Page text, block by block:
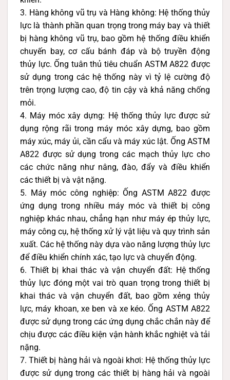
3. Hàng không vũ trụ và Hàng không: Hệ thống thủy
lực là thành phần quan trọng trong máy bay và thiết
bị hàng không vũ trụ, bao gồm hệ thống điều khiển
chuyến bay, cơ cấu bánh đáp và bộ truyền động
thủy lực. Ống tuân thủ tiêu chuẩn ASTM A822 được
sử dụng trong các hệ thống này vì tỷ lệ cường độ
trên trọng lượng cao, độ tin cậy và khả năng chống
mỏi.
4. Máy móc xây dựng: Hệ thống thủy lực được sử
dụng rộng rãi trong máy móc xây dựng, bao gồm
máy xúc, máy ủi, cần cẩu và máy xúc lật. Ống ASTM
A822 được sử dụng trong các mạch thủy lực cho
các chức năng như nâng, đào, đẩy và điều khiển
các thiết bị và vật nặng.
5. Máy móc công nghiệp: Ống ASTM A822 được
ứng dụng trong nhiều máy móc và thiết bị công
nghiệp khác nhau, chẳng hạn như máy ép thủy lực,
máy công cụ, hệ thống xử lý vật liệu và quy trình sản
xuất. Các hệ thống này dựa vào năng lượng thủy lực
để điều khiển chính xác, tạo lực và chuyển động.
6. Thiết bị khai thác và vận chuyển đất: Hệ thống
thủy lực đóng một vai trò quan trọng trong thiết bị
khai thác và vận chuyển đất, bao gồm xẻng thủy
lực, máy khoan, xe ben và xe kéo. Ống ASTM A822
được sử dụng trong các ứng dụng chắc chắn này để
chịu được các điều kiện vận hành khắc nghiệt và tải
nặng.
7. Thiết bị hàng hải và ngoài khơi: Hệ thống thủy lực
được sử dụng trong các thiết bị hàng hải và ngoài